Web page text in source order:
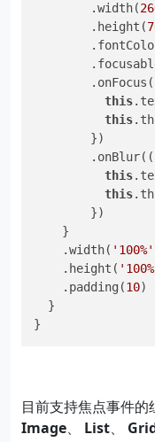
        .width(
        .height(
this
this
        })
this
this
        })
    }
    .width(
'100%'
    .height(
    .padding(
10)
  }
}
目前支持焦点事件的
Image、 List、